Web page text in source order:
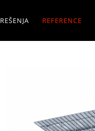
REŠENJA REFERENCE